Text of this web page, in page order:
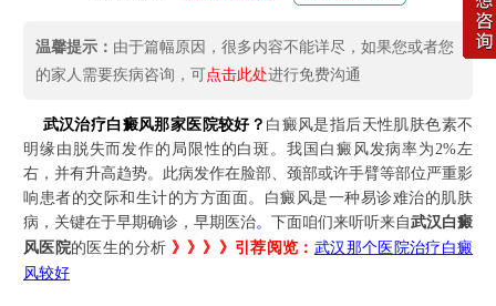
温馨提示： 由于篇幅原因，很多内容不能详尽，如果您或者您
的家人需要疾病咨询，可点击此处进行免费沟通
武汉治疗白癜风那家医院较好？ 白癜风是指后天性肌肤色素不
明缘由脱失而发作的局限性的白斑。我国白癜风发病率为2%左
右，并有升高趋势。此病发作在脸部、颈部或许手臂等部位严重影
响患者的交际和生计的方方面面。白癜风是一种易诊难治的肌肤
病，关键在于早期确诊，早期医治。 下面咱们来听听来自武汉白癜
风医院的医生的分析 》》》》 引荐阅览： 武汉那个医院治疗白癜
风较好